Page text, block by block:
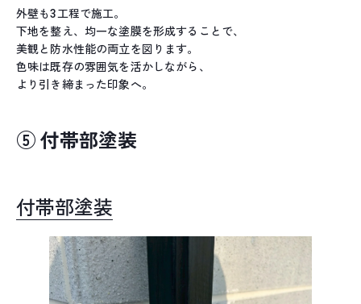
外壁も3工程で施工。
下地を整え、均一な塗膜を形成することで、
美観と防水性能の両立を図ります。
色味は既存の雰囲気を活かしながら、
より引き締まった印象へ。
⑤ 付帯部塗装
付帯部塗装